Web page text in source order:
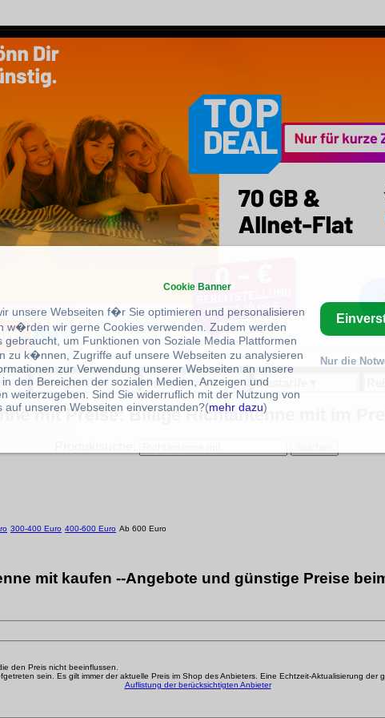
Handytarife▼ Stromtarife▼ Gastarife
mit Preise: Billige Richtantenne mit im
300-400 Euro 400-600 Euro Ab 600 Euro
mit kaufen --Angebote und günstige Preise
den Preis nicht beeinflussen.
sein. Es gilt immer der aktuelle Preis im Shop des Anbieters. Eine Echtzeit-Aktualisierung der
Auflistung der berücksichtigten Anbieter
Cookie Banner
unsere Webseiten f�r Sie optimieren und personalisieren
w�rden wir gerne Cookies verwenden. Zudem werden
gebraucht, um Funktionen von Soziale Media Plattformen
zu k�nnen, Zugriffe auf unsere Webseiten zu analysieren
zur Verwendung unserer Webseiten an unsere
den Bereichen der sozialen Medien, Anzeigen und
weiterzugeben. Sind Sie widerruflich mit der Nutzung von
auf unseren Webseiten einverstanden?(mehr dazu)
Nur die